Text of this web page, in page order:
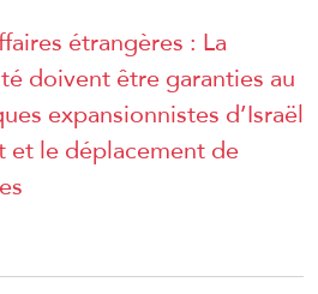
étrangères : La
doivent être garanties au
expansionnistes d’Israël
le déplacement de